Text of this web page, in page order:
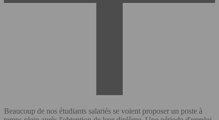
Beaucoup de nos étudiants salariés se voient proposer un poste à